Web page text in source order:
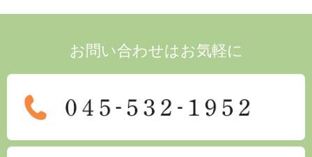
お問い合わせはお気軽に